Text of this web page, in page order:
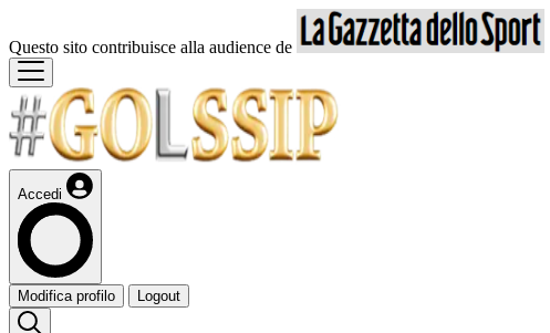
Questo sito contribuisce alla audience de
Accedi
Modifica profilo Logout